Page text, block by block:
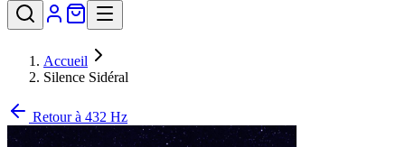
Accueil
Silence Sidéral
Retour à 432 Hz